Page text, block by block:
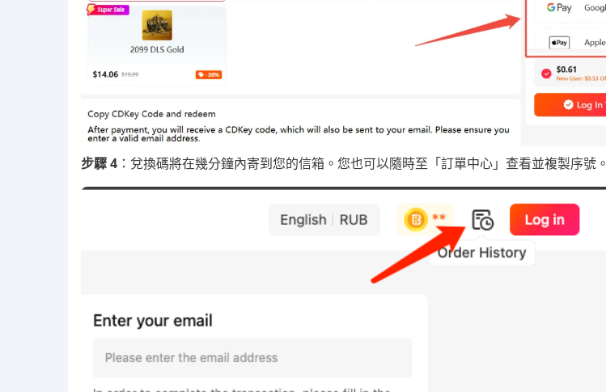
步驟 4 ：兌換碼將在幾分鐘內寄到您的信箱。您也可以隨時至「訂單中心」查看並複製序號。